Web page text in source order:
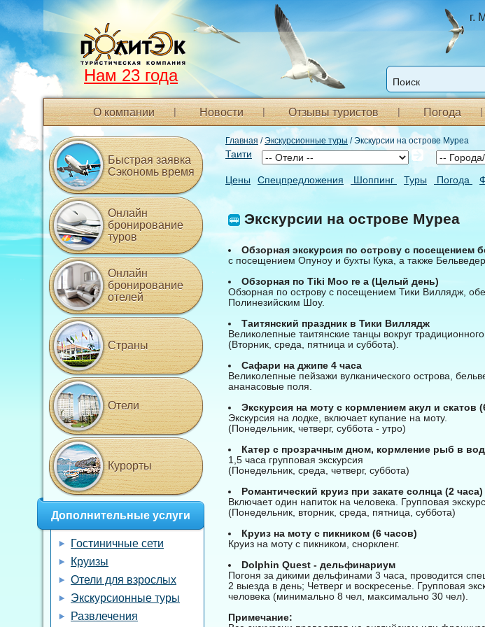
г.
Нам 23 года
О компании Новости Отзывы туристов Погода
Главная /Экскурсионные туры / Экскурсии на острове Муреа
Таити
Цены Спецпредложения Шоппинг Туры Погода
Экскурсии на острове Муреа
Обзорная экскурсия по острову с посещением
с посещением Опуноу и бухты Кука, а также
Обзорная по Tiki Moo re а (Целый день)
Обзорная по острову с посещением Тики Виллядж,
Полинезийским Шоу.
Таитянский праздник в Тики Виллядж
Великолепные таитянские танцы вокруг
(Вторник, среда, пятница и суббота).
Сафари на джипе 4 часа
Великолепные пейзажи вулканического острова,
ананасовые поля.
Экскурсия на моту с кормлением акул и скатов
Экскурсия на лодке, включает купание на моту.
(Понедельник, четверг, суббота - утро)
Катер с прозрачным дном, кормление рыб в
1,5 часа групповая экскурсия
(Понедельник, среда, четверг, суббота)
Романтический круиз при закате солнца (2 часа)
Включает один напиток на человека. Групповая
(Понедельник, вторник, среда, пятница, суббота)
Круиз на моту с пикником (6 часов)
Круиз на моту с пикником, сноркленг.
Dolphin Quest - дельфинариум
Погоня за дикими дельфинами 3 часа, проводится
2 выезда в день; Четверг и воскресенье. Групповая
человека (минимально 8 чел, максимально 30 чел).
Примечание:
Быстрая заявка
Сэкономь время
Онлайн
бронирование
туров
Онлайн
бронирование
отелей
Страны
Отели
Курорты
Дополнительные услуги
Гостиничные сети
Круизы
Отели для взрослых
Экскурсионные туры
Развлечения